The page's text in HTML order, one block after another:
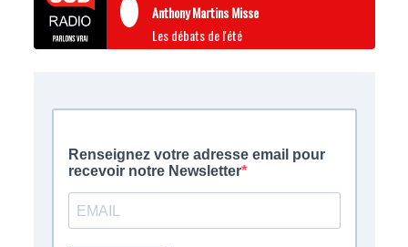
Anthony Martins Misse
Les débats de l'été